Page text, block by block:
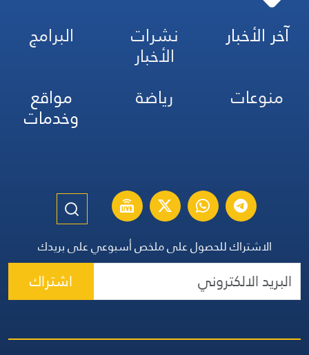
آخر الأخبار نشرات
الأخبار
البرامج
منوعات
رياضة مواقع
وخدمات
الاشتراك للحصول على ملخص أسبوعي على بريدك
اشتراك